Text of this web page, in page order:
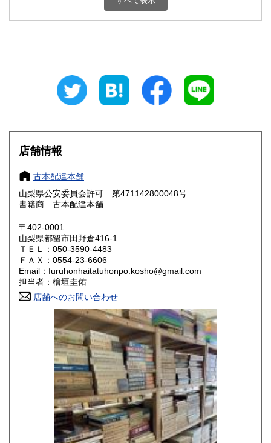
800円 三重県
大阪府
奈良県
鳥取県 800円 島根県
岡山県
山口県 800円
香川県 800円 愛媛県
高知県 800円
800円 長崎県
800円 大分県
800円 鹿児島県
1,500円
店舗情報
古本配達本舗
山梨県公安委員会許可 第471142800048号
書籍商 古本配達本舗
〒402-0001
山梨県都留市田野倉416-1
ＴＥＬ：050-3590-4483
ＦＡＸ：0554-23-6606
Email：furuhonhaitatuhonpo.kosho@gmail.com
担当者：檜垣圭佑
店舗へのお問い合わせ